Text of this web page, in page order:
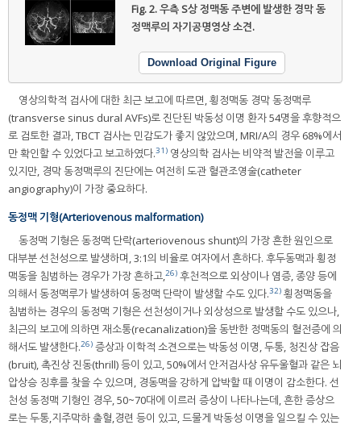
Fig. 2.우측 S상 정맥동 주변에 발생한 경막 동
정맥루의 자기공명영상 소견.
Download Original Figure
영상의학적 검사에 대한 최근 보고에 따르면, 횡정맥동 경막 동정맥루
(transverse sinus dural AVFs)로 진단된 박동성 이명 환자 54명을 후향적으
로 검토한 결과, TBCT 검사는 민감도가 좋지 않았으며, MRI/A의 경우 68%에서
만 확인할 수 있었다고 보고하였다.31) 영상의학 검사는 비약적 발전을 이루고
있지만, 경막 동정맥루의 진단에는 여전히 도관 혈관조영술(catheter
angiography)이 가장 중요하다.
동정맥 기형(Arteriovenous malformation)
동정맥 기형은 동정맥 단락(arteriovenous shunt)의 가장 흔한 원인으로
대부분 선천성으로 발생하며, 3:1의 비율로 여자에서 흔하다. 후두동맥과 횡정
맥동을 침범하는 경우가 가장 흔하고, 26) 후천적으로 외상이나 염증, 종양 등에
의해서 동정맥루가 발생하여 동정맥 단락이 발생할 수도 있다.32) 횡정맥동을
침범하는 경우의 동정맥 기형은 선천성이거나 외상성으로 발생할 수도 있으나,
최근의 보고에 의하면 재소통(recanalization)을 동반한 정맥동의 혈전증에 의
해서도 발생한다.26) 증상과 이학적 소견으로는 박동성 이명, 두통, 청진상 잡음
(bruit), 촉진상 진동(thrill) 등이 있고, 50%에서 안저검사상 유두울혈과 같은 뇌
압상승 징후를 찾을 수 있으며, 경동맥을 강하게 압박할 때 이명이 감소한다. 선
천성 동정맥 기형인 경우, 50~70대에 이르러 증상이 나타나는데, 흔한 증상으
로는 두통,지주막하 출혈,경련 등이 있고, 드물게 박동성 이명을 일으킬 수 있는